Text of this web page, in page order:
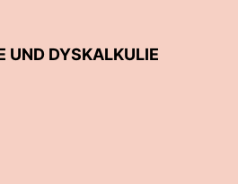
UND DYSKALKULIE